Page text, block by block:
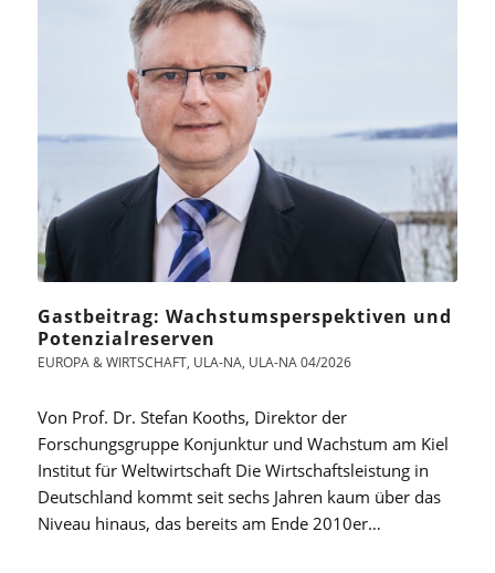
Gastbeitrag: Wachstumsperspektiven und
Potenzialreserven
EUROPA & WIRTSCHAFT, ULA-NA, ULA-NA 04/2026
Von Prof. Dr. Stefan Kooths, Direktor der
Forschungsgruppe Konjunktur und Wachstum am Kiel
Institut für Weltwirtschaft Die Wirtschaftsleistung in
Deutschland kommt seit sechs Jahren kaum über das
Niveau hinaus, das bereits am Ende 2010er…